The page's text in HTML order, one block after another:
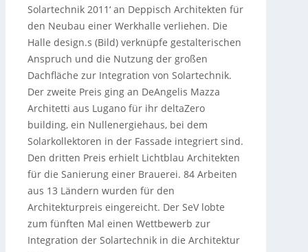
Solartechnik 2011‘ an Deppisch Architekten für
den Neubau einer Werkhalle verliehen. Die
Halle design.s (Bild) verknüpfe gestalterischen
Anspruch und die Nutzung der großen
Dachfläche zur Integration von Solartechnik.
Der zweite Preis ging an DeAngelis Mazza
Architetti aus Lugano für ihr deltaZero
building, ein Nullenergiehaus, bei dem
Solarkollektoren in der Fassade integriert sind.
Den dritten Preis erhielt Lichtblau Architekten
für die Sanierung einer Brauerei. 84 Arbeiten
aus 13 Ländern wurden für den
Architekturpreis eingereicht. Der SeV lobte
zum fünften Mal einen Wettbewerb zur
Integration der Solartechnik in die Architektur